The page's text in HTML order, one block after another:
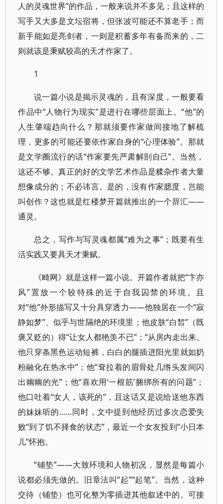
人的灵魂世界”的作品，一般来说并不多见；且这样的
写手又大多是文坛宿将，但张波可能还不算老手；而
新手能如是亮剑者，一则是积蓄多年有备而来的，二
则就该是秉赋较高的天才作家了。
1
说一篇小说是揭示灵魂的，且有深度，一般要看
作品中“人物行为现实”是进行在哪些层面上。“他”的
人生肇端趋向什么？那就须要作家做间接地了解梳
理，更多的可能还要依作家自身的“心理体验”。那就
是文学圈流行的话“作家要先严肃解剖自己”。当然，
这还不够。真正的好的文学艺术作品是糅杂作者大量
想像成分的；不必讳言。是的，没有作家臆度，岂能
叫创作？这也就是红楼梦开篇就推出的一个辞汇——
通灵。
总之，写作与写灵魂都属“难为之事”；既要有生
活实践又要具天才秉赋。
《畸网》就是这样一篇小说。开篇作者就把“卞亦
风”置放一个较特殊的近于自我囚禁的环境。且
对“他”外形描写又十分具穿透力——他独居在一个“寂
静如梦”、似乎与世隔绝的环境里；他皮肤“白皙”（既
褒又贬的）得“让女人都艳羡不已”；“从房内走出来。
他只穿条黑色运动短裤，白白的腿插进阳光里就如奶
粉融化在热水中”；他“耷拉着的眉骨处几绺头发间闪
出幽幽的光”；他“喜欢用‘一根筋’捆绑所有的问题”；
他口吐着“女人，该死的”，且这话又是说给送他东西
的妹妹听的……同时，文中提到他经历过多次恋爱失
败“到了饥不择食的状态”，最近一个女友投到“小日本
儿”怀抱。
“铺垫”——大致环境和人物初况，显然是每篇小
说都必须先做的。旧章法叫“起”“起笔”。当然，这种
交待（铺垫）也可化整为零插进其他叙述中的。可接